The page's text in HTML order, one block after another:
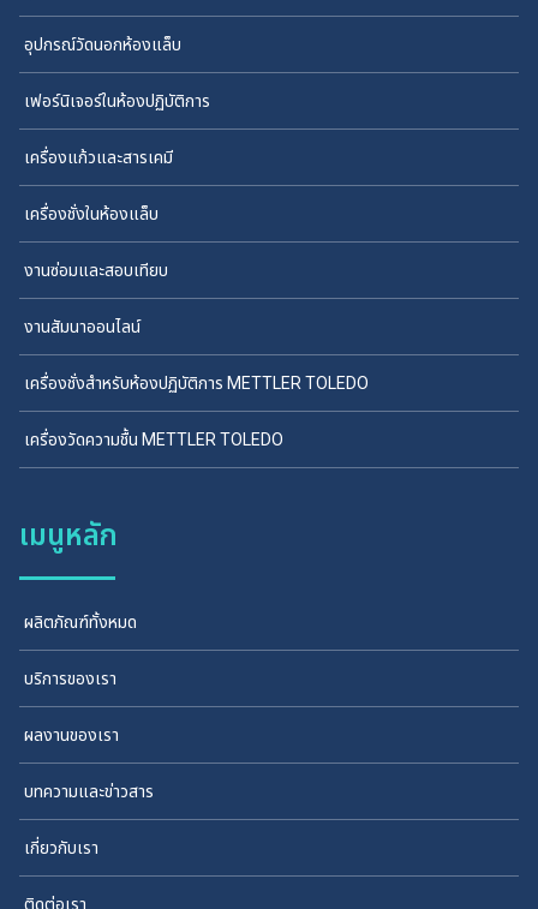
อุปกรณ์วัดนอกห้องแล็บ
เฟอร์นิเจอร์ในห้องปฏิบัติการ
เครื่องแก้วและสารเคมี
เครื่องชั่งในห้องแล็บ
งานซ่อมและสอบเทียบ
งานสัมนาออนไลน์
เครื่องชั่งสำหรับห้องปฏิบัติการ METTLER TOLEDO
เครื่องวัดความชื้น METTLER TOLEDO
เมนูหลัก
ผลิตภัณฑ์ทั้งหมด
บริการของเรา
ผลงานของเรา
บทความและข่าวสาร
เกี่ยวกับเรา
ติดต่อเรา